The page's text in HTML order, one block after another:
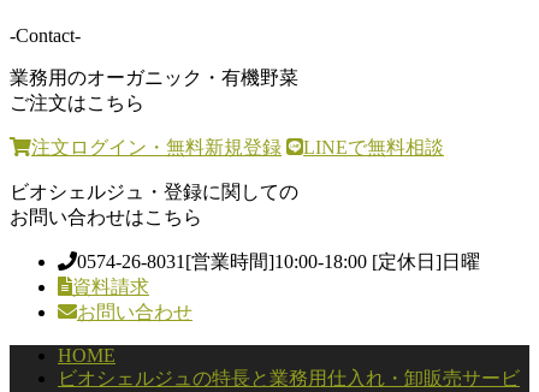
-Contact-
業務用のオーガニック・有機野菜
ご注文はこちら
注文ログイン・無料新規登録 LINEで無料相談
ビオシェルジュ・登録に関しての
お問い合わせはこちら
0574-26-8031[営業時間]10:00-18:00 [定休日]日曜
資料請求
お問い合わせ
HOME
ビオシェルジュの特長と業務用仕入れ・卸販売サービ